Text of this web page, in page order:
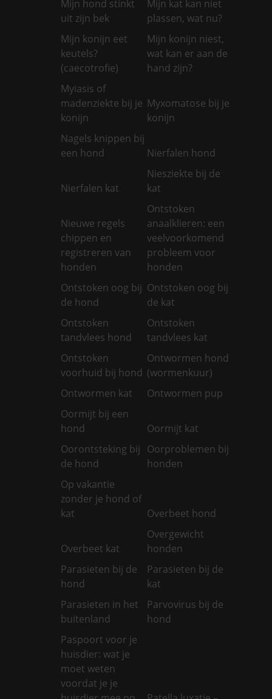
Mijn hond stinkt
uit zijn bek
Mijn kat kan niet
plassen, wat nu?
Mijn konijn eet
keutels?
(caecotrofie)
Mijn konijn niest,
wat kan er aan de
hand zijn?
Myiasis of
madenziekte bij je
konijn
Myxomatose bij je
konijn
Nagels knippen bij
een hond
Nierfalen hond
Nierfalen kat
Niesziekte bij de
kat
Nieuwe regels
chippen en
registreren van
honden
Ontstoken
anaalklieren: een
veelvoorkomend
probleem voor
honden
Ontstoken oog bij
de hond
Ontstoken oog bij
de kat
Ontstoken
tandvlees hond
Ontstoken
tandvlees kat
Ontstoken
voorhuid bij hond
Ontwormen hond
(wormenkuur)
Ontwormen kat
Ontwormen pup
Oormijt bij een
hond
Oormijt kat
Oorontsteking bij
de hond
Oorproblemen bij
honden
Op vakantie
zonder je hond of
kat
Overbeet hond
Overbeet kat
Overgewicht
honden
Parasieten bij de
hond
Parasieten bij de
kat
Parasieten in het
buitenland
Parvovirus bij de
hond
Paspoort voor je
huisdier: wat je
moet weten
voordat je je